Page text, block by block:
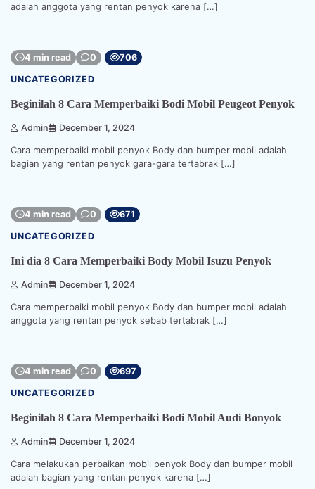
adalah anggota yang rentan penyok karena […]
4 min read 0 706
UNCATEGORIZED
Beginilah 8 Cara Memperbaiki Bodi Mobil Peugeot Penyok
Admin December 1, 2024
Cara memperbaiki mobil penyok Body dan bumper mobil adalah
bagian yang rentan penyok gara-gara tertabrak […]
4 min read 0 671
UNCATEGORIZED
Ini dia 8 Cara Memperbaiki Body Mobil Isuzu Penyok
Admin December 1, 2024
Cara memperbaiki mobil penyok Body dan bumper mobil adalah
anggota yang rentan penyok sebab tertabrak […]
4 min read 0 697
UNCATEGORIZED
Beginilah 8 Cara Memperbaiki Bodi Mobil Audi Bonyok
Admin December 1, 2024
Cara melakukan perbaikan mobil penyok Body dan bumper mobil
adalah bagian yang rentan penyok karena […]